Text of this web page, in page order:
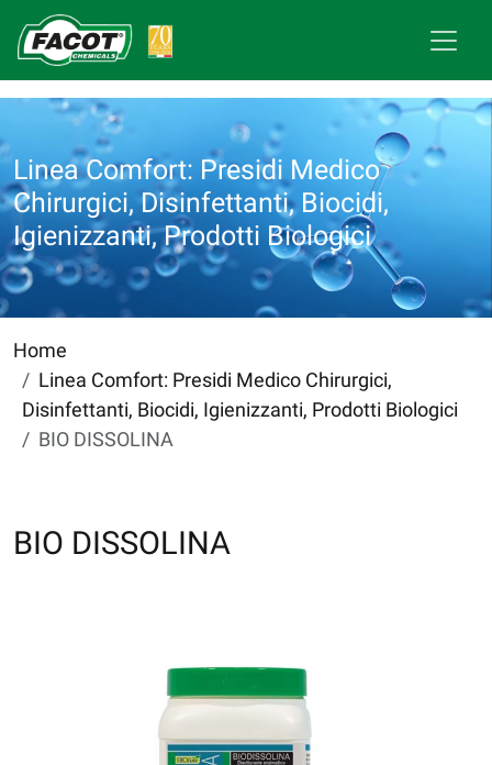
Linea Comfort: Presidi Medico
Chirurgici, Disinfettanti, Biocidi,
Igienizzanti, Prodotti Biologici
Home
Linea Comfort: Presidi Medico Chirurgici,
Disinfettanti, Biocidi, Igienizzanti, Prodotti Biologici
BIO DISSOLINA
BIO DISSOLINA